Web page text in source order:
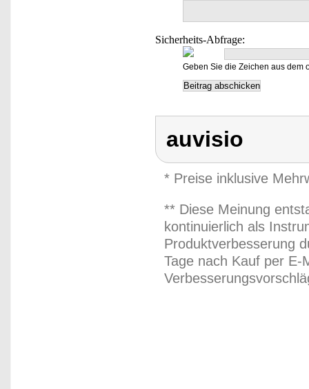
Sicherheits-Abfrage:
Geben Sie die Zeichen aus dem
auvisio
* Preise inklusive
** Diese Meinung
kontinuierlich als
Produktverbesserung
Tage nach Kauf per E-